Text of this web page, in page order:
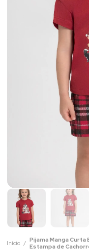
Início
Pijama Manga Curta
Estampa de